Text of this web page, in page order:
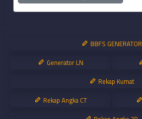
BBFS GENERATOR
Generator LN
Rekap Kumat
Rekap Angka CT